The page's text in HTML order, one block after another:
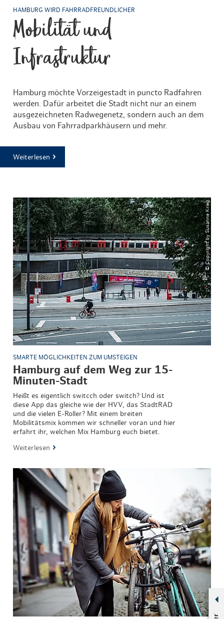
HAMBURG WIRD FAHRRADFREUNDLICHER
Mobilität und
Infrastruktur
Hamburg möchte Vorzeigestadt in puncto Radfahren
werden. Dafür arbeitet die Stadt nicht nur an einem
ausgezeichneten Radwegenetz, sondern auch an dem
Ausbau von Fahrradparkhäusern und mehr.
Weiterlesen
© Copyright by Susanne Krieg
SMARTE MÖGLICHKEITEN ZUM UMSTEIGEN
Hamburg auf dem Weg zur 15-
Minuten-Stadt
Heißt es eigentlich switcch oder switch? Und ist
diese App das gleiche wie der HVV, das StadtRAD
und die vielen E-Roller? Mit einem breiten
Mobilitätsmix kommen wir schneller voran und hier
erfahrt ihr, welchen Mix Hamburg euch bietet.
Weiterlesen